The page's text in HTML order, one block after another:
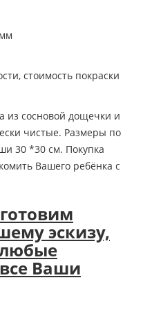
стоимость покраски
из сосновой дощечки и
чистые. Размеры по
30 *30 см. Покупка
Вашего ребёнка с
эскизу,
Ваши